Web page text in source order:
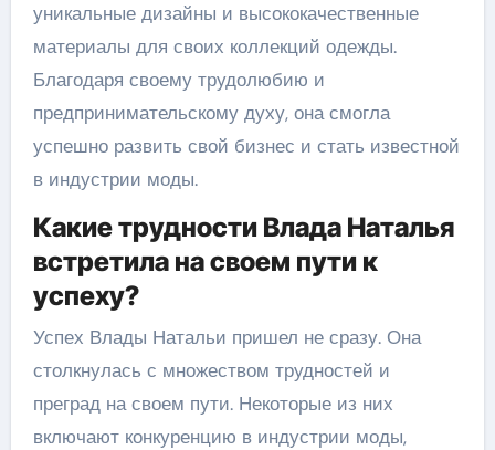
уникальные дизайны и высококачественные
материалы для своих коллекций одежды.
Благодаря своему трудолюбию и
предпринимательскому духу, она смогла
успешно развить свой бизнес и стать известной
в индустрии моды.
Какие трудности Влада Наталья
встретила на своем пути к
успеху?
Успех Влады Натальи пришел не сразу. Она
столкнулась с множеством трудностей и
преград на своем пути. Некоторые из них
включают конкуренцию в индустрии моды,